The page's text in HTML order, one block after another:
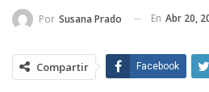
Por Susana Prado En Abr 20,
Compartir Facebook